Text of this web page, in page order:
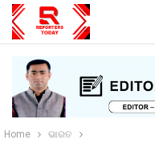
Home ଭାରତ